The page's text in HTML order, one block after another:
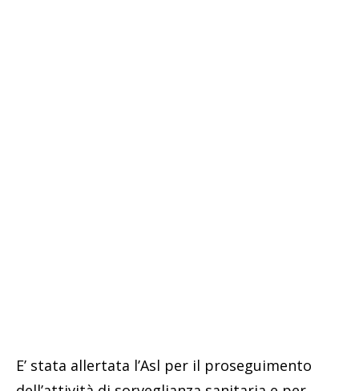
E’ stata allertata l’Asl per il proseguimento